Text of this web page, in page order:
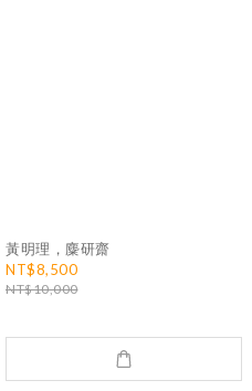
黃明理，麋研齋
NT$8,500
NT$10,000